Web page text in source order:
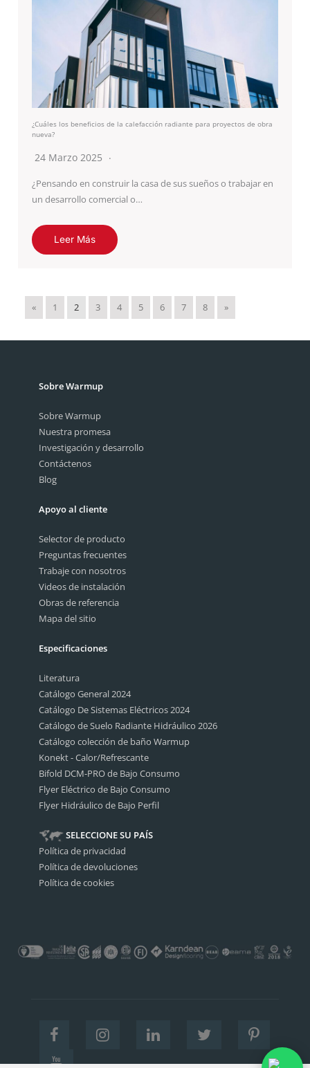
¿Cuáles los beneficios de la calefacción radiante para proyectos de obra
nueva?
24 Marzo 2025
¿Pensando en construir la casa de sus sueños o trabajar en
un desarrollo comercial o…
Leer Más
« 1 2 3 4 5 6 7 8 »
Sobre Warmup
Sobre Warmup
Nuestra promesa
Investigación y desarrollo
Contáctenos
Blog
Apoyo al cliente
Selector de producto
Preguntas frecuentes
Trabaje con nosotros
Videos de instalación
Obras de referencia
Mapa del sitio
Especificaciones
Literatura
Catálogo General 2024
Catálogo De Sistemas Eléctricos 2024
Catálogo de Suelo Radiante Hidráulico 2026
Catálogo colección de baño Warmup
Konekt - Calor/Refrescante
Bifold DCM-PRO de Bajo Consumo
Flyer Eléctrico de Bajo Consumo
Flyer Hidráulico de Bajo Perfil
SELECCIONE SU PAÍS
Política de privacidad
Política de devoluciones
Política de cookies